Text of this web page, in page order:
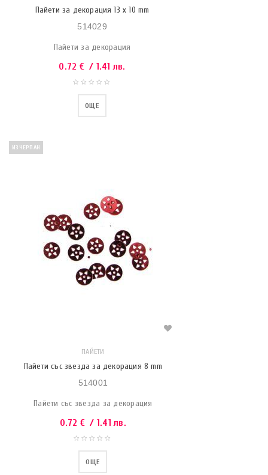
Пайети за декорация 13 x 10 mm
514029
Пайети за декорация
0.72 € / 1.41 лв.
ОЩЕ
ИЗЧЕРПАН
ПАЙЕТИ
Пайети със звезда за декорация 8 mm
514001
Пайети със звезда за декорация
0.72 € / 1.41 лв.
ОЩЕ